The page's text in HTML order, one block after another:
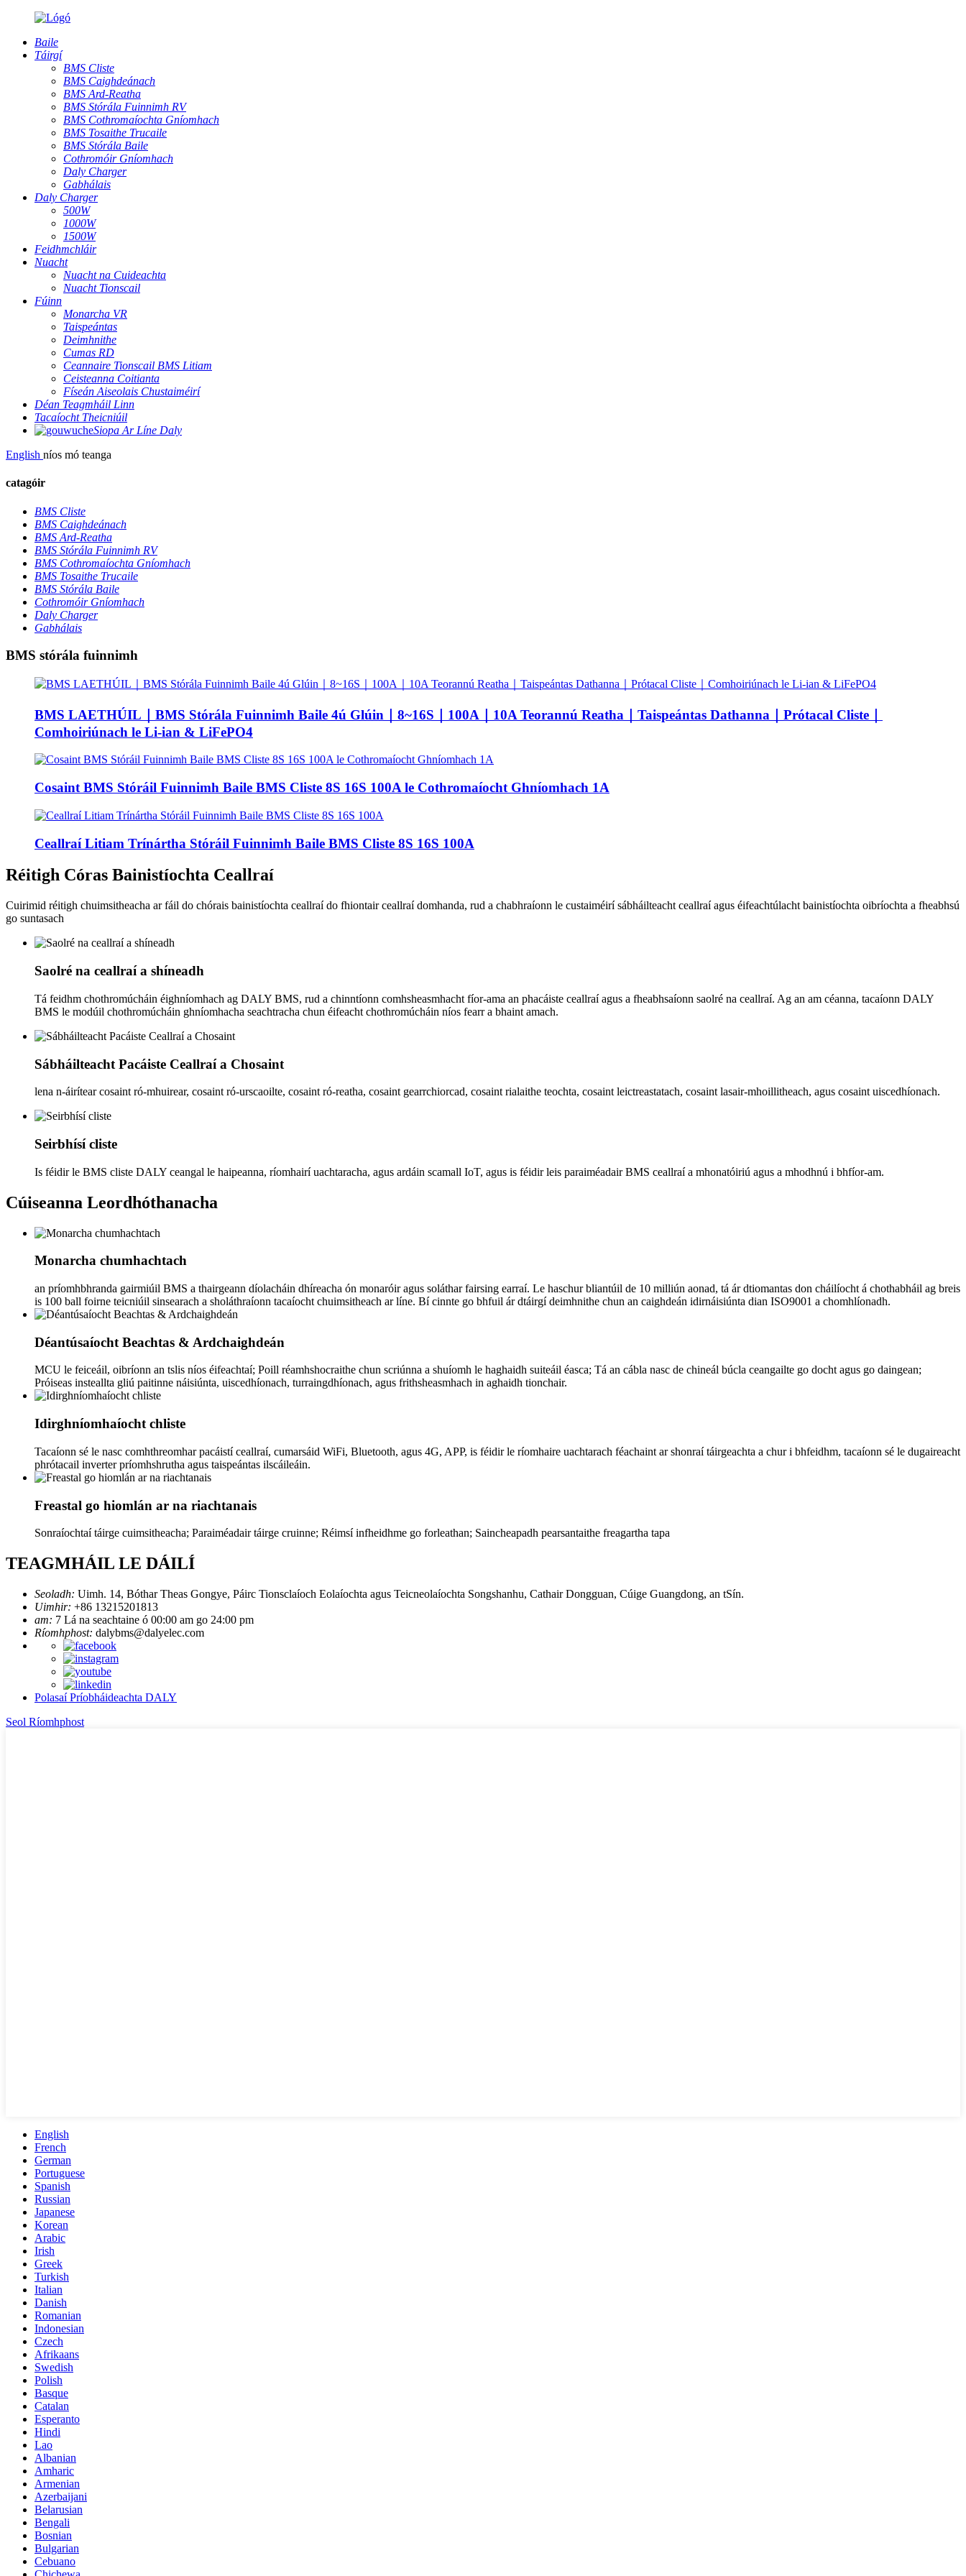
Baile
Táirgí
BMS Cliste
BMS Caighdeánach
BMS Ard-Reatha
BMS Stórála Fuinnimh RV
BMS Cothromaíochta Gníomhach
BMS Tosaithe Trucaile
BMS Stórála Baile
Cothromóir Gníomhach
Daly Charger
Gabhálais
Daly Charger
500W
1000W
1500W
Feidhmchláir
Nuacht
Nuacht na Cuideachta
Nuacht Tionscail
Fúinn
Monarcha VR
Taispeántas
Deimhnithe
Cumas RD
Ceannaire Tionscail BMS Litiam
Ceisteanna Coitianta
Físeán Aiseolais Chustaiméirí
Déan Teagmháil Linn
Tacaíocht Theicniúil
Siopa Ar Líne Daly
English níos mó teanga
catagóir
BMS Cliste
BMS Caighdeánach
BMS Ard-Reatha
BMS Stórála Fuinnimh RV
BMS Cothromaíochta Gníomhach
BMS Tosaithe Trucaile
BMS Stórála Baile
Cothromóir Gníomhach
Daly Charger
Gabhálais
BMS stórála fuinnimh
BMS LAETHÚIL｜BMS Stórála Fuinnimh Baile 4ú Glúin｜8~16S｜100A｜10A Teorannú Reatha｜Taispeántas Dathanna｜Prótacal Cliste｜
Comhoiriúnach le Li-ian & LiFePO4
Cosaint BMS Stóráil Fuinnimh Baile BMS Cliste 8S 16S 100A le Cothromaíocht Ghníomhach 1A
Ceallraí Litiam Trínártha Stóráil Fuinnimh Baile BMS Cliste 8S 16S 100A
Réitigh Córas Bainistíochta Ceallraí
Cuirimid réitigh chuimsitheacha ar fáil do chórais bainistíochta ceallraí do fhiontair ceallraí domhanda, rud a chabhraíonn le custaiméirí sábháilteacht ceallraí agus éifeachtúlacht bainistíochta oibríochta a fheabhsú
go suntasach
Saolré na ceallraí a shíneadh
Tá feidhm chothromúcháin éighníomhach ag DALY BMS, rud a chinntíonn comhsheasmhacht fíor-ama an phacáiste ceallraí agus a fheabhsaíonn saolré na ceallraí. Ag an am céanna, tacaíonn DALY
BMS le modúil chothromúcháin ghníomhacha seachtracha chun éifeacht chothromúcháin níos fearr a bhaint amach.
Sábháilteacht Pacáiste Ceallraí a Chosaint
lena n-áirítear cosaint ró-mhuirear, cosaint ró-urscaoilte, cosaint ró-reatha, cosaint gearrchiorcad, cosaint rialaithe teochta, cosaint leictreastatach, cosaint lasair-mhoillitheach, agus cosaint uiscedhíonach.
Seirbhísí cliste
Is féidir le BMS cliste DALY ceangal le haipeanna, ríomhairí uachtaracha, agus ardáin scamall IoT, agus is féidir leis paraiméadair BMS ceallraí a mhonatóiriú agus a mhodhnú i bhfíor-am.
Cúiseanna Leordhóthanacha
Monarcha chumhachtach
an príomhbhranda gairmiúil BMS a thairgeann díolacháin dhíreacha ón monaróir agus soláthar fairsing earraí. Le haschur bliantúil de 10 milliún aonad, tá ár dtiomantas don cháilíocht á chothabháil ag breis
is 100 ball foirne teicniúil sinsearach a sholáthraíonn tacaíocht chuimsitheach ar líne. Bí cinnte go bhfuil ár dtáirgí deimhnithe chun an caighdeán idirnáisiúnta dian ISO9001 a chomhlíonadh.
Déantúsaíocht Beachtas & Ardchaighdeán
MCU le feiceáil, oibríonn an tslis níos éifeachtaí; Poill réamhshocraithe chun scriúnna a shuíomh le haghaidh suiteáil éasca; Tá an cábla nasc de chineál búcla ceangailte go docht agus go daingean;
Próiseas insteallta gliú paitinne náisiúnta, uiscedhíonach, turraingdhíonach, agus frithsheasmhach in aghaidh tionchair.
Idirghníomhaíocht chliste
Tacaíonn sé le nasc comhthreomhar pacáistí ceallraí, cumarsáid WiFi, Bluetooth, agus 4G, APP, is féidir le ríomhaire uachtarach féachaint ar shonraí táirgeachta a chur i bhfeidhm, tacaíonn sé le dugaireacht
phrótacail inverter príomhshrutha agus taispeántas ilscáileáin.
Freastal go hiomlán ar na riachtanais
Sonraíochtaí táirge cuimsitheacha; Paraiméadair táirge cruinne; Réimsí infheidhme go forleathan; Saincheapadh pearsantaithe freagartha tapa
TEAGMHÁIL LE DÁILÍ
Seoladh: Uimh. 14, Bóthar Theas Gongye, Páirc Tionsclaíoch Eolaíochta agus Teicneolaíochta Songshanhu, Cathair Dongguan, Cúige Guangdong, an tSín.
Uimhir: +86 13215201813
am: 7 Lá na seachtaine ó 00:00 am go 24:00 pm
Ríomhphost: dalybms@dalyelec.com
Polasaí Príobháideachta DALY
Seol Ríomhphost
English
French
German
Portuguese
Spanish
Russian
Japanese
Korean
Arabic
Irish
Greek
Turkish
Italian
Danish
Romanian
Indonesian
Czech
Afrikaans
Swedish
Polish
Basque
Catalan
Esperanto
Hindi
Lao
Albanian
Amharic
Armenian
Azerbaijani
Belarusian
Bengali
Bosnian
Bulgarian
Cebuano